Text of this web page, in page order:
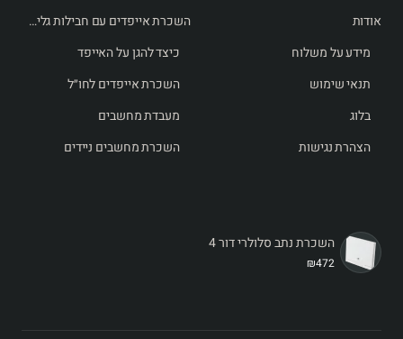
אודות
מידע על משלוח
תנאי שימוש
בלוג
הצהרת נגישות
השכרת אייפדים עם חבילות גלישה לחו״ל
כיצד להגן על האייפד
השכרת אייפדים לחו״ל
מעבדת מחשבים
השכרת מחשבים ניידים
השכרת נתב סלולרי דור 4
₪472